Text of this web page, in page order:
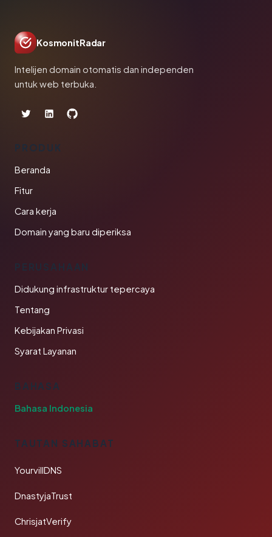
KosmonitRadar
Intelijen domain otomatis dan independen
untuk web terbuka.
PRODUK
Beranda
Fitur
Cara kerja
Domain yang baru diperiksa
PERUSAHAAN
Didukung infrastruktur tepercaya
Tentang
Kebijakan Privasi
Syarat Layanan
BAHASA
Bahasa Indonesia
TAUTAN SAHABAT
YourvillDNS
DnastyjaTrust
ChrisjatVerify